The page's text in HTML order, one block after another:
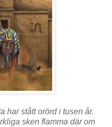
har stått orörd i tusen år.
sken flamma där om